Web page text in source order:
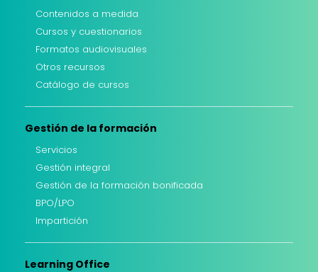
Contenidos a medida
Cursos y cuestionarios
Formatos audiovisuales
Otros recursos
Catálogo de cursos
Gestión de la formación
Servicios
Gestión integral
Gestión de la formación bonificada
BPO/LPO
Impartición
Learning Office